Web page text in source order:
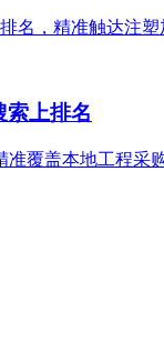
名，精准触达注
索上排名
覆盖本地工程采